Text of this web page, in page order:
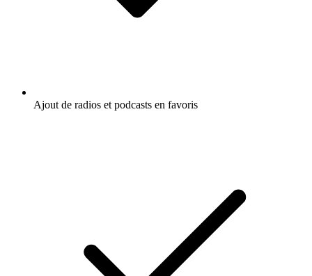
Ajout de radios et podcasts en favoris